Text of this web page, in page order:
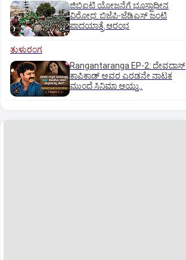
ಜಿಬಿಐಟಿ ಯೋಜನೆಗೆ ಭೂಸ್ವಾಧೀನ
ವಿರೋಧ: ಬಿಜೆಪಿ-ಜೆಡಿಎಸ್‌ ಜಂಟಿ
ಪಾದಯಾತ್ರೆ ಆರಂಭ
ತುಳುರಂಗ
Rangantaranga EP-2: ದೇವದಾಸ್
ಕಾಪಿಕಾಡ್‌ ಅವರ ಎರಡನೇ ನಾಟಕ
ಮುಂದೆ ಸಿನಿಮಾ ಆಯ್ತು..